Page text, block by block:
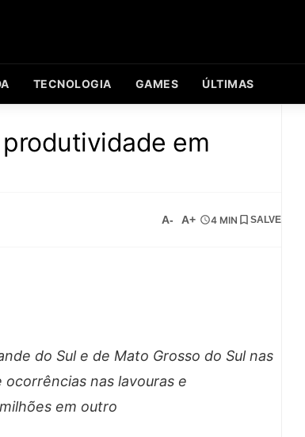
TECNOLOGIA GAMES ÚLTIMAS
em
A- A+ 4 MIN SALVE
do Sul e de Mato Grosso do Sul nas
nas lavouras e
em outro